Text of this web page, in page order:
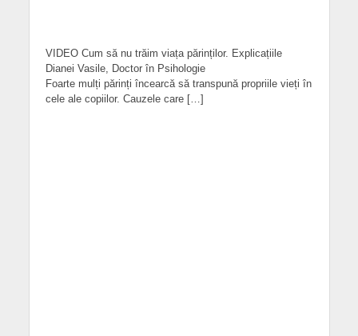
VIDEO Cum să nu trăim viața părinților. Explicațiile
Dianei Vasile, Doctor în Psihologie
Foarte mulți părinți încearcă să transpună propriile vieți în
cele ale copiilor. Cauzele care […]